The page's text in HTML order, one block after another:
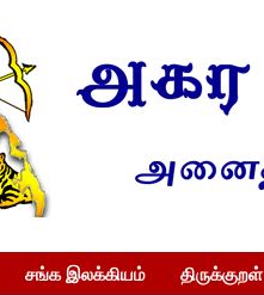
சங்க இலக்கியம் திருக்குறள்